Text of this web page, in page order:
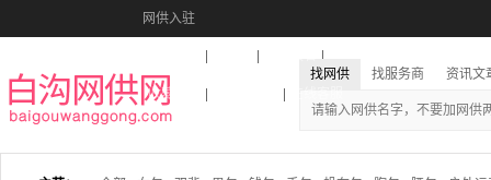
网供入驻
收藏本站
找网供 找服务商 资讯文